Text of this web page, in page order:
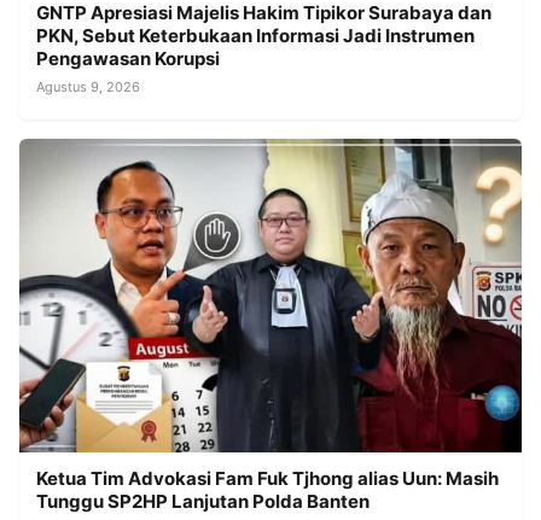
GNTP Apresiasi Majelis Hakim Tipikor Surabaya dan
PKN, Sebut Keterbukaan Informasi Jadi Instrumen
Pengawasan Korupsi
Agustus 9, 2026
Ketua Tim Advokasi Fam Fuk Tjhong alias Uun: Masih
Tunggu SP2HP Lanjutan Polda Banten